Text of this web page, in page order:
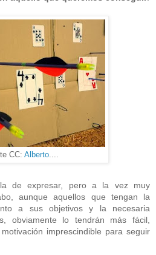
CC: Alberto....
de expresar, pero a la vez muy
aunque aquellos que tengan la
a sus objetivos y la necesaria
obviamente lo tendrán más fácil,
imprescindible para seguir